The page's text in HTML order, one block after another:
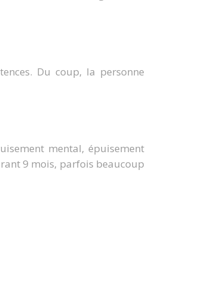
Du coup, la personne
mental, épuisement
9 mois, parfois beaucoup